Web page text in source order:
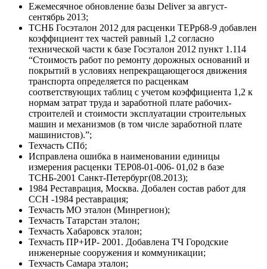
Ежемесячное обновление базы Deliver за август-
сентябрь 2013;
ТСНБ Госэталон 2012 для расценки ТЕРр68-9 добавлен
коэффициент тех частей равный 1,2 согласно
технической части к базе Госэталон 2012 пункт 1.114
“Стоимость работ по ремонту дорожных оснований и
покрытий в условиях непрекращающегося движения
транспорта определяется по расценкам
соответствующих таблиц с учетом коэффициента 1,2 к
нормам затрат труда и заработной плате рабочих-
строителей и стоимости эксплуатации строительных
машин и механизмов (в том числе заработной плате
машинистов).”;
Техчасть СПб;
Исправлена ошибка в наименовании единицы
измерения расценки ТЕР08-01-006- 01,02 в базе
ТСНБ-2001 Санкт-Петербург(08.2013);
1984 Реставрация, Mосква. Добален состав работ для
ССН -1984 реставрация;
Техчасть МО эталон (Минрегион);
Техчасть Татарстан эталон;
Техчасть Хабаровск эталон;
Техчасть ПР+ИР- 2001. Добавлена ТЧ Городские
инженерные сооружения и коммуникации;
Техчасть Самара эталон;